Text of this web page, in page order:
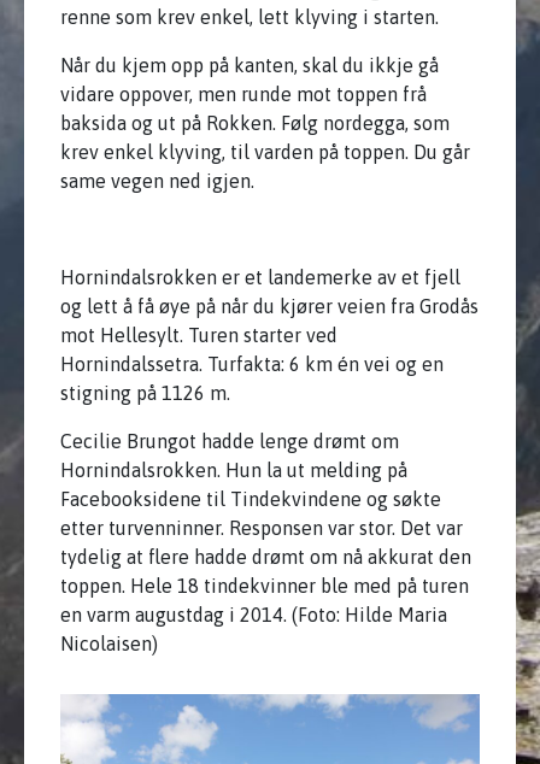
renne som krev enkel, lett klyving i starten.
Når du kjem opp på kanten, skal du ikkje gå
vidare oppover, men runde mot toppen frå
baksida og ut på Rokken. Følg nordegga, som
krev enkel klyving, til varden på toppen. Du går
same vegen ned igjen.
Hornindalsrokken er et landemerke av et fjell
og lett å få øye på når du kjører veien fra Grodås
mot Hellesylt. Turen starter ved
Hornindalssetra. Turfakta: 6 km én vei og en
stigning på 1126 m.
Cecilie Brungot hadde lenge drømt om
Hornindalsrokken. Hun la ut melding på
Facebooksidene til Tindekvindene og søkte
etter turvenninner. Responsen var stor. Det var
tydelig at flere hadde drømt om nå akkurat den
toppen. Hele 18 tindekvinner ble med på turen
en varm augustdag i 2014. (Foto: Hilde Maria
Nicolaisen)